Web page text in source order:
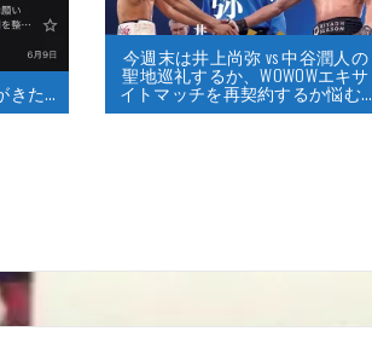
きた…
今週末は井上尚弥 vs 中谷潤人の
聖地巡礼するか、WOWOWエキサ
イトマッチを再契約するか悩む…